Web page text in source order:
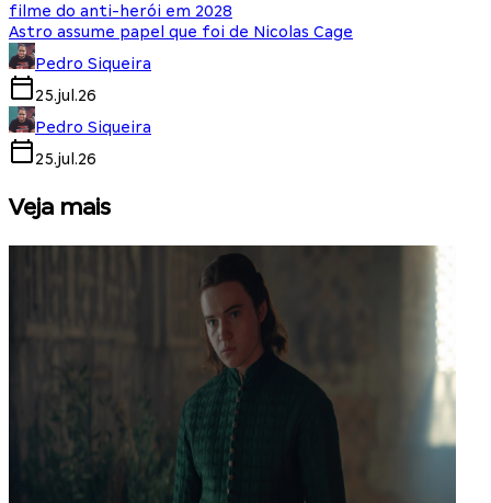
filme do anti-herói em 2028
Astro assume papel que foi de Nicolas Cage
Pedro Siqueira
25.jul.26
Pedro Siqueira
25.jul.26
Veja mais